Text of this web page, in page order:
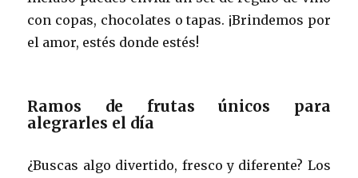
con copas, chocolates o tapas. ¡Brindemos por
el amor, estés donde estés!
Ramos de frutas únicos para
alegrarles el día
¿Buscas algo divertido, fresco y diferente? Los